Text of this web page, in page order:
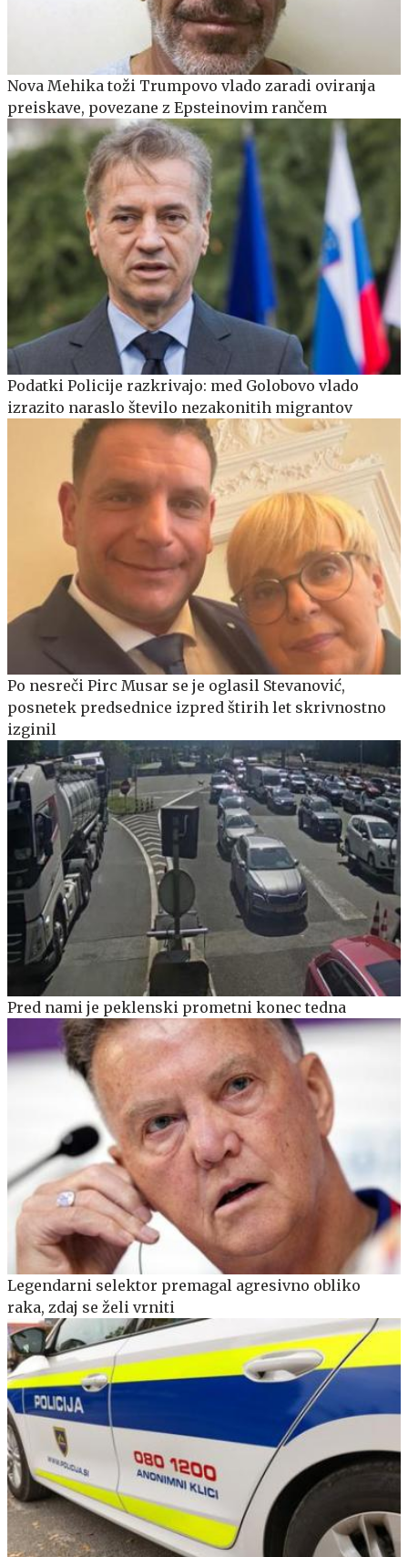
Nova Mehika toži Trumpovo vlado zaradi oviranja
preiskave, povezane z Epsteinovim rančem
Podatki Policije razkrivajo: med Golobovo vlado
izrazito naraslo število nezakonitih migrantov
Po nesreči Pirc Musar se je oglasil Stevanović,
posnetek predsednice izpred štirih let skrivnostno
izginil
Pred nami je peklenski prometni konec tedna
Legendarni selektor premagal agresivno obliko
raka, zdaj se želi vrniti